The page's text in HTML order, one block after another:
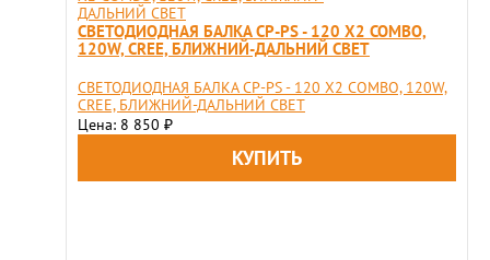
СВЕТОДИОДНАЯ БАЛКА CP-PS - 120 X2 COMBO,
120W, CREE, БЛИЖНИЙ-ДАЛЬНИЙ СВЕТ
СВЕТОДИОДНАЯ БАЛКА CP-PS - 120 X2 COMBO, 120W,
CREE, БЛИЖНИЙ-ДАЛЬНИЙ СВЕТ
Цена: 8 850 ₽